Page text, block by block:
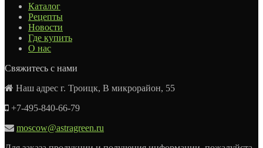
Каталог
Рецепты
Новости
Где купить
О нас
Свяжитесь с нами
Наш адрес г. Троицк, В микрорайон, 55
+7-495-840-66-79
moscow@astragreen.ru